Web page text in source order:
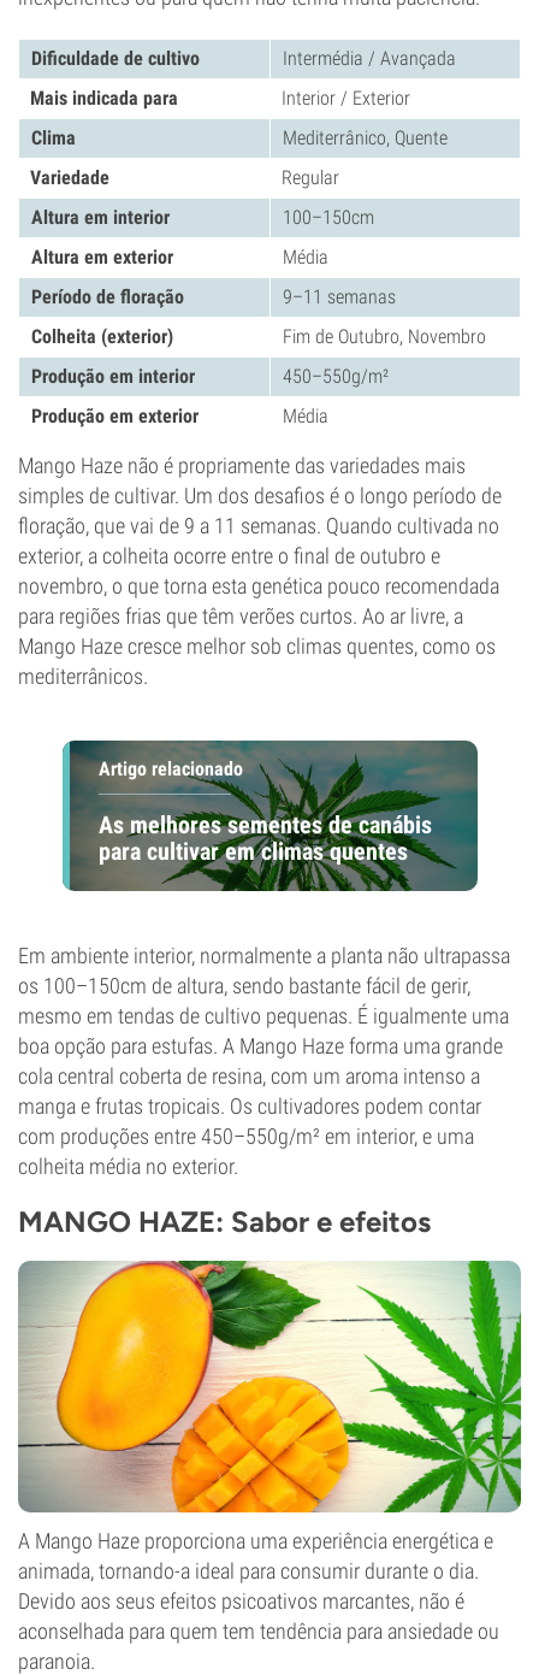
Dificuldade de cultivo
Intermédia / Avançada
Mais indicada para
Interior / Exterior
Clima
Mediterrânico, Quente
Variedade
Regular
Altura em interior
100–150cm
Altura em exterior
Média
Período de floração
9–11 semanas
Colheita (exterior)
Fim de Outubro, Novembro
Produção em interior
450–550g/m²
Produção em exterior
Média
Mango Haze não é propriamente das variedades mais
simples de cultivar. Um dos desafios é o longo período de
floração, que vai de 9 a 11 semanas. Quando cultivada no
exterior, a colheita ocorre entre o final de outubro e
novembro, o que torna esta genética pouco recomendada
para regiões frias que têm verões curtos. Ao ar livre, a
Mango Haze cresce melhor sob climas quentes, como os
mediterrânicos.
Artigo relacionado
As melhores sementes de canábis
para cultivar em climas quentes
Em ambiente interior, normalmente a planta não ultrapassa
os 100–150cm de altura, sendo bastante fácil de gerir,
mesmo em tendas de cultivo pequenas. É igualmente uma
boa opção para estufas. A Mango Haze forma uma grande
cola central coberta de resina, com um aroma intenso a
manga e frutas tropicais. Os cultivadores podem contar
com produções entre 450–550g/m² em interior, e uma
colheita média no exterior.
MANGO HAZE: Sabor e efeitos
A Mango Haze proporciona uma experiência energética e
animada, tornando-a ideal para consumir durante o dia.
Devido aos seus efeitos psicoativos marcantes, não é
aconselhada para quem tem tendência para ansiedade ou
paranoia.